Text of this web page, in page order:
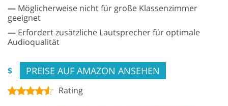
— Möglicherweise nicht für große Klassenzimmer
geeignet
— Erfordert zusätzliche Lautsprecher für optimale
Audioqualität
$ PREISE AUF AMAZON ANSEHEN
Rating